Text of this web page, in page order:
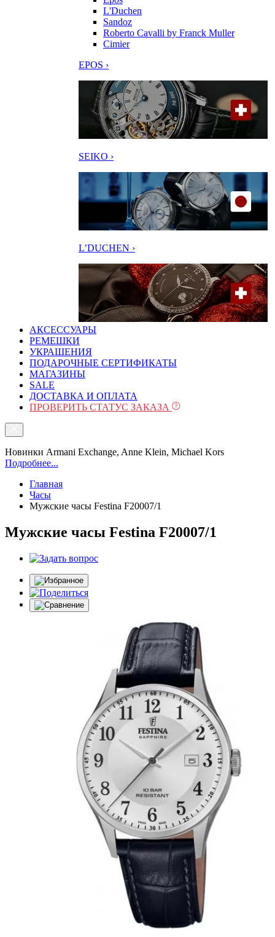
L'Duchen
Sandoz
Roberto Cavalli by Franck Muller
Cimier
EPOS ›
SEIKO ›
L’DUCHEN ›
АКСЕССУАРЫ
РЕМЕШКИ
УКРАШЕНИЯ
ПОДАРОЧНЫЕ СЕРТИФИКАТЫ
МАГАЗИНЫ
SALE
ДОСТАВКА И ОПЛАТА
ПРОВЕРИТЬ СТАТУС ЗАКАЗА
Новинки Armani Exchange, Anne Klein, Michael Kors
Подробнее...
Главная
Часы
Мужские часы Festina F20007/1
Мужские часы Festina F20007/1